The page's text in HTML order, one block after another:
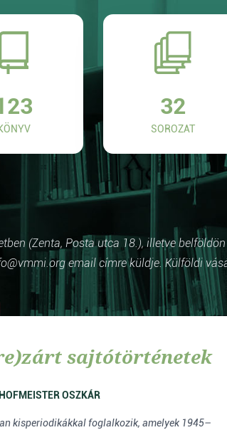
32
SOROZAT
(Zenta, Posta utca 18.), illetve
email címre küldje. Külföldi
sajtótörténetek
OSZKÁR
kisperiodikákkal foglalkozik, amelyek 1945–